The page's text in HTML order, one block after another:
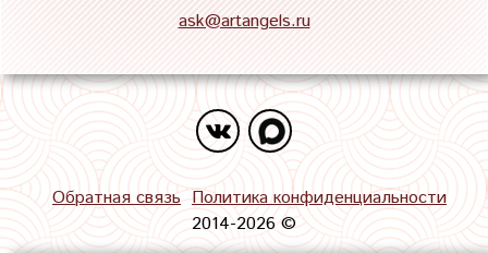
ask@artangels.ru
Обратная связь Политика конфиденциальности
2014-2026 ©